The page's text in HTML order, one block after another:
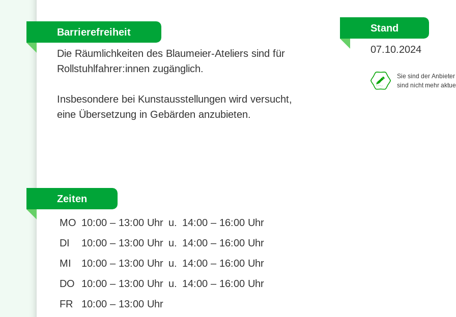
Barrierefreiheit
Die Räumlichkeiten des Blaumeier-Ateliers sind für
Rollstuhlfahrer:innen zugänglich.
Insbesondere bei Kunstausstellungen wird versucht,
eine Übersetzung in Gebärden anzubieten.
Zeiten
MO 10:00 – 13:00 Uhr u. 14:00 – 16:00 Uhr
DI
10:00 – 13:00 Uhr u. 14:00 – 16:00 Uhr
MI
10:00 – 13:00 Uhr u. 14:00 – 16:00 Uhr
DO
10:00 – 13:00 Uhr u. 14:00 – 16:00 Uhr
FR
10:00 – 13:00 Uhr
Stand
07.10.2024
Sie sind der
sind nicht mehr